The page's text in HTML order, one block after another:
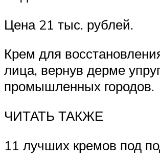
Цена 21 тыс. рублей.
Крем для
лица, вернув дерме
промышленных городов.
ЧИТАТЬ ТАКЖЕ
11 лучших кремов под